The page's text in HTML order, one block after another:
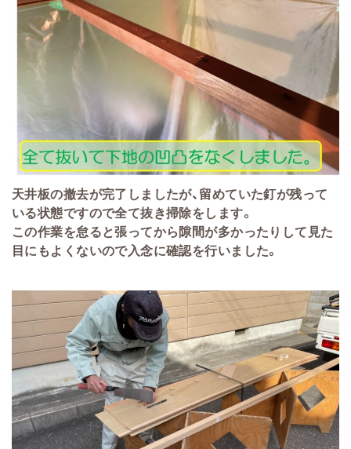
天井板の撤去が完了しましたが、留めていた釘が残って
いる状態ですので全て抜き掃除をします。
この作業を怠ると張ってから隙間が多かったりして見た
目にもよくないので入念に確認を行いました。